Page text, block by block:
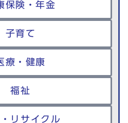
保険・年金
子育て
療・健康
福祉
リサイクル